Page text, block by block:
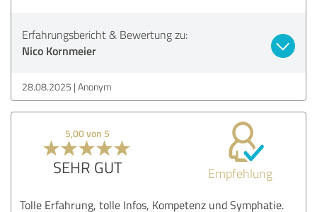
Erfahrungsbericht & Bewertung zu:
Nico Kornmeier
28.08.2025 Anonym
5,00 von 5
SEHR GUT Empfehlung
Tolle Erfahrung, tolle Infos, Kompetenz und Symphatie.